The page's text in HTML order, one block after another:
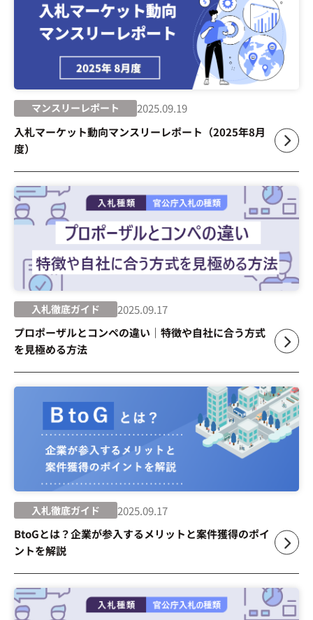
マンスリーレポート
2025.09.19
入札マーケット動向マンスリーレポート（2025年8月
度）
入札徹底ガイド
2025.09.17
プロポーザルとコンペの違い｜特徴や自社に合う方式
を見極める方法
入札徹底ガイド
2025.09.17
BtoGとは？企業が参入するメリットと案件獲得のポイ
ントを解説